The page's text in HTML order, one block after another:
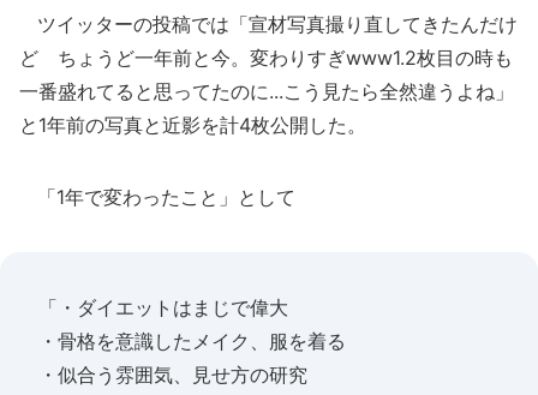
ツイッターの投稿では「宣材写真撮り直してきたんだけ
ど ちょうど一年前と今。変わりすぎwww1.2枚目の時も
一番盛れてると思ってたのに...こう見たら全然違うよね」
と1年前の写真と近影を計4枚公開した。
「1年で変わったこと」として
「・ダイエットはまじで偉大
・骨格を意識したメイク、服を着る
・似合う雰囲気、見せ方の研究